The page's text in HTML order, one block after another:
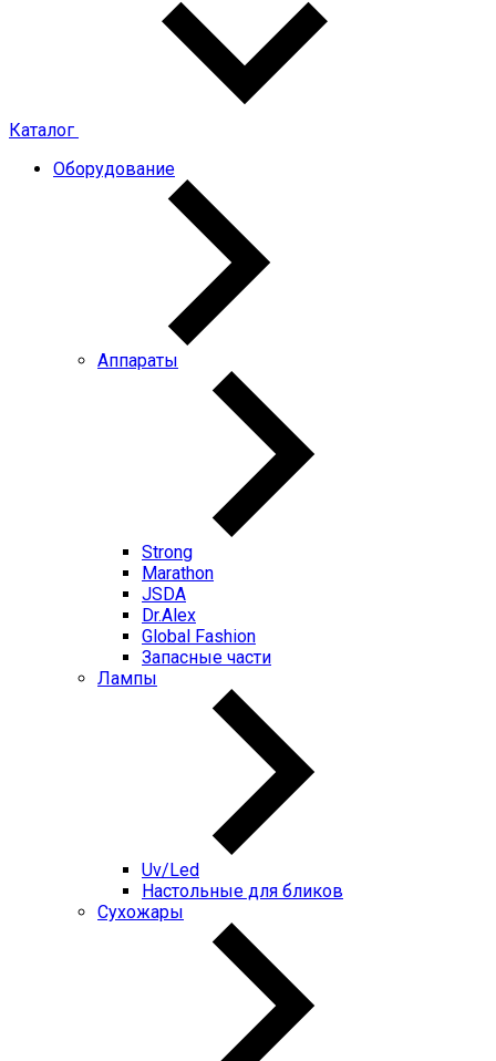
Каталог
Оборудование
Аппараты
Strong
Marathon
JSDA
Dr.Alex
Global Fashion
Запасные части
Лампы
Uv/Led
Настольные для бликов
Сухожары